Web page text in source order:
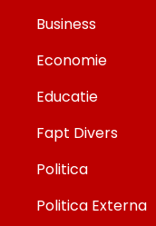
Business
Economie
Educatie
Fapt Divers
Politica
Politica Externa